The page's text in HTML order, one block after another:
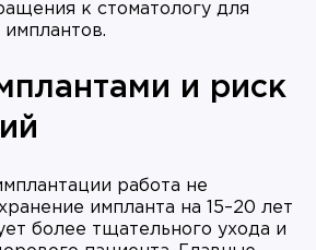
к стоматологу для
и риск
работа не
импланта на 15–20 лет
более тщательного ухода и